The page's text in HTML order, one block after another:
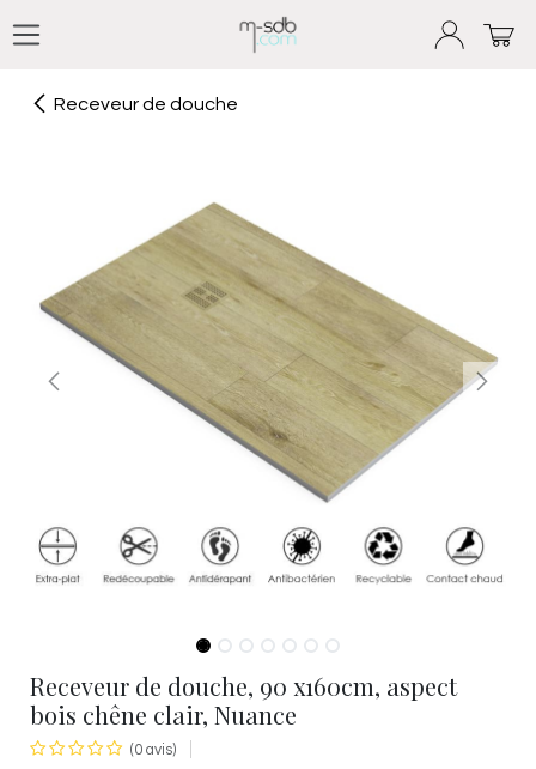
Receveur de douche
Receveur de douche, 90 x160cm, aspect
bois chêne clair, Nuance
(0 avis)